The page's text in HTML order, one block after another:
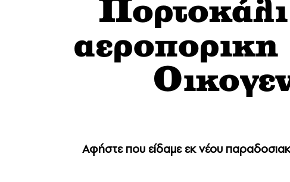
Πορτοκάλι
αεροπορικη
Αφήστε που είδαμε εκ νέου